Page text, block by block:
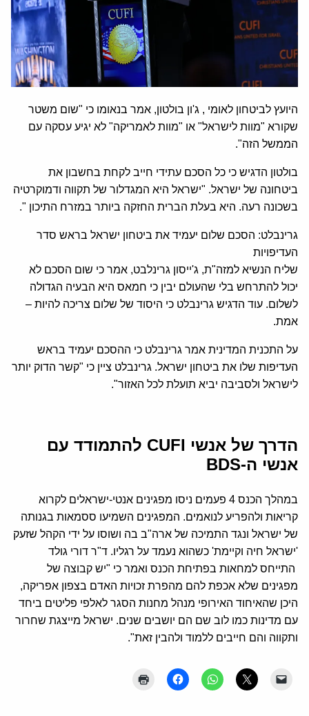
היועץ לביטחון לאומי , ג'ון בולטון, אמר בנאומו כי "שום משטר
שקורא "מוות לישראל" או "מוות לאמריקה" לא יגיע עסקה עם
הממשל הזה".
בולטון הדגיש כי כל הסכם עתידי חייב לקחת בחשבון את
ביטחונה של ישראל. "ישראל היא המגדלור של תקווה ודמוקרטיה
בשכונה רעה. היא בעלת הברית החזקה ביותר במזרח התיכון ".
גרינבלט: הסכם שלום יעמיד את ביטחון ישראל בראש סדר
העדיפויות
שליח הנשיא למזה"ת, ג'ייסון גרינלבט, אמר כי שום הסכם לא
יכול להתרחש בלי שהעולם יבין כי חמאס היא הבעיה הגדולה
לשלום. עוד הדגיש גרינבלט כי היסוד של שלום צריכה להיות –
אמת.
על התכנית המדינית אמר גרינבלט כי ההסכם יעמיד בראש
העדיפות שלו את ביטחון ישראל. גרינבלט ציין כי "קשר הדוק יותר
לישראל ולסביבה יביא תועלת לכל האזור".
הדרך של אנשי CUFI להתמודד עם
אנשי ה-BDS
במהלך הכנס 4 פעמים ניסו מפגינים אנטי-ישראלים לקרוא
קריאות ולהפריע לנואמים. המפגינים השמיעו ססמאות בגנותה
של ישראל ונגד התמיכה של ארה"ב בה ושוסו על ידי הקהל שזעק
'ישראל חיה וקיימת' כשהוא נעמד על רגליו. ד"ר דורי גולד
התייחס למחאות בפתיחת הכנס ואמר כי "יש קבוצה של
מפגינים שלא אכפת להם מהפרת זכויות האדם בצפון אפריקה,
היכן שהאיחוד האירופי מנהל מחנות הסגר לאלפי פליטים ביחד
עם מדינות כמו לוב שם הם יושבים שנים. ישראל מייצגת שחרור
ותקווה והם חייבים ללמוד ולהבין זאת".